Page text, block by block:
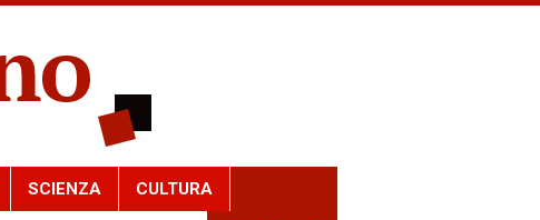
SCIENZA CULTURA